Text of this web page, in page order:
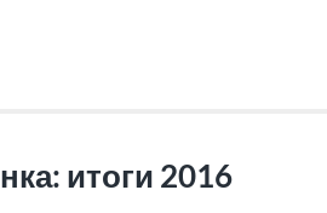
итоги 2016